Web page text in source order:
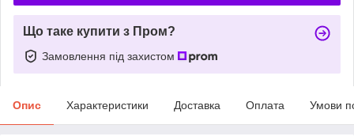
Що таке купити з Пром?
Замовлення під захистом
Опис Характеристики Доставка Оплата Умови